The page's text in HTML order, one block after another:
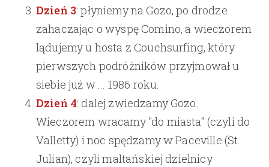
Dzień 3: płyniemy na Gozo, po drodze
zahaczając o wyspę Comino, a wieczorem
lądujemy u hosta z Couchsurfing, który
pierwszych podróżników przyjmował u
siebie już w ... 1986 roku.
Dzień 4: dalej zwiedzamy Gozo.
Wieczorem wracamy "do miasta" (czyli do
Valletty) i noc spędzamy w Paceville (St.
Julian), czyli maltańskiej dzielnicy